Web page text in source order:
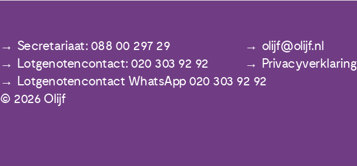
Secretariaat: 088 00 297 29
olijf@olijf.nl
Lotgenotencontact: 020 303 92 92
Privacyverklaring
Lotgenotencontact WhatsApp 020 303 92 92
© 2026 Olijf